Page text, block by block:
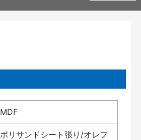
MDF
ポリサンドシート張り/オレフ